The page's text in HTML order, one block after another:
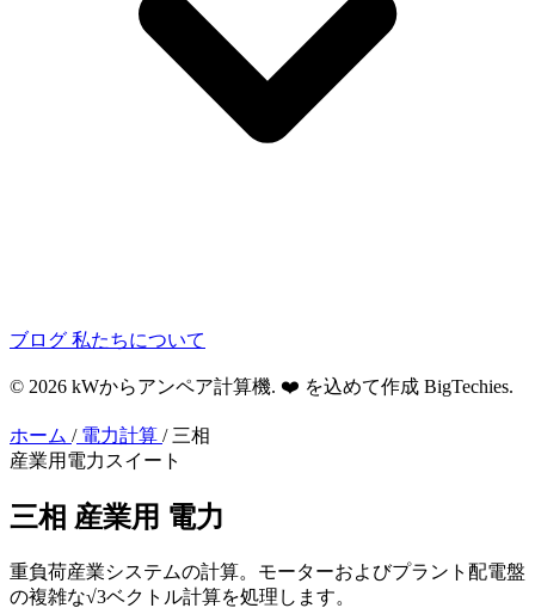
ブログ 私たちについて
© 2026 kWからアンペア計算機. ❤️ を込めて作成 BigTechies.
ホーム /電力計算 /三相
産業用電力スイート
三相 産業用 電力
重負荷産業システムの計算。モーターおよびプラント配電盤
の複雑な√3ベクトル計算を処理します。